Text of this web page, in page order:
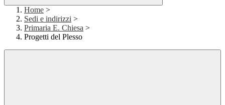
Home >
Sedi e indirizzi >
Primaria E. Chiesa >
Progetti del Plesso